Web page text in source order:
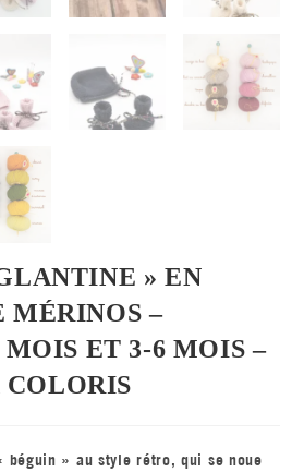
» EN
MÉRINOS –
ET 3-6 MOIS –
béguin » au style rétro, qui se noue